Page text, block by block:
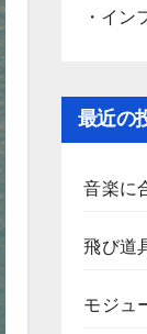
・イン
最近の
音楽に
飛び道
モジュ